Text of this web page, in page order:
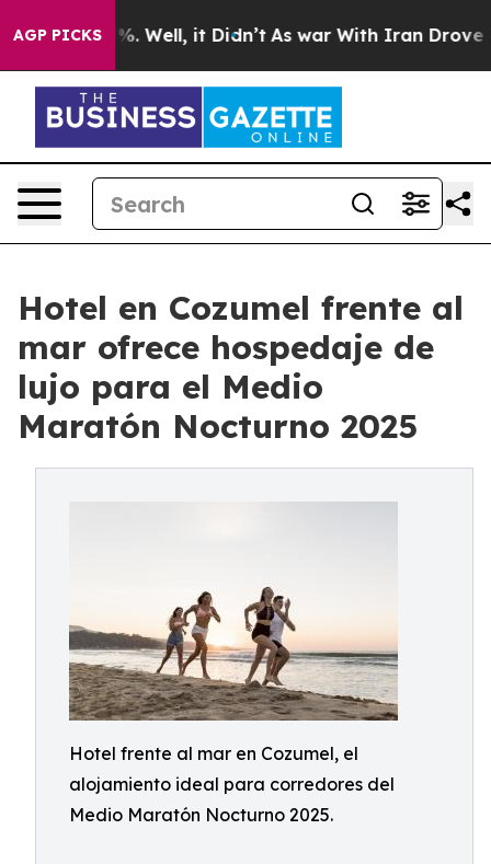
AGP PICKS40%. Well, it Didn’t As war With Iran Drove oil
Hotel en Cozumel frente al
mar ofrece hospedaje de
lujo para el Medio
Maratón Nocturno 2025
Hotel frente al mar en Cozumel, el
alojamiento ideal para corredores del
Medio Maratón Nocturno 2025.